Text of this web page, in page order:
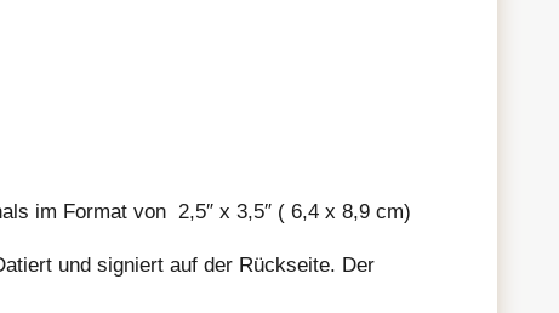
im Format von 2,5″ x 3,5″ ( 6,4 x 8,9 cm)
und signiert auf der Rückseite. Der